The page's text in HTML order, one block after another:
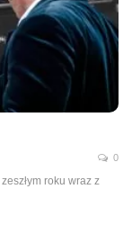
0
roku wraz z